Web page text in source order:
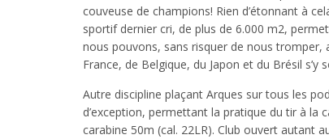
couveuse de champions! Rien d’étonnant à
sportif dernier cri, de plus de 6.000 m2,
nous pouvons, sans risquer de nous tromper,
France, de Belgique, du Japon et du Brésil
Autre discipline plaçant Arques sur tous les
d’exception, permettant la pratique du tir à la
carabine 50m (cal. 22LR). Club ouvert autant